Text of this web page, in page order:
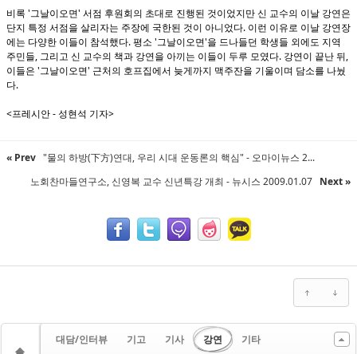
비록 '그날이오면' 서점 후원회의 초대로 진행된 것이었지만 신 교수의 이날 강연은
단지 특정 서점을 살리자는 주장에 국한된 것이 아니었다. 이런 이유로 이날 강연장
에는 다양한 이들이 참석했다. 평소 '그날이오면'을 드나들던 학생들 외에도 지역
주민들, 그리고 신 교수의 책과 강연을 아끼는 이들이 두루 모였다. 강연이 끝난 뒤,
이들은 '그날이오면' 근처의 호프집에서 늦게까지 맥주잔을 기울이며 담소를 나눴
다.
<프레시안 - 성현석 기자>
« Prev "물의 하방(下方)연대, 우리 시대 운동론의 핵심" - 오마이뉴스 2...
노회찬마들연구소, 신영복 교수 신년특강 개최 - 뉴시스 2009.01.07 Next »
대담/인터뷰 기고 기사 강연
기타